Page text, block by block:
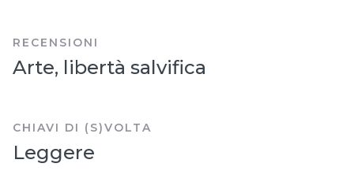
RECENSIONI
Arte, libertà salvifica
CHIAVI DI (S)VOLTA
Leggere